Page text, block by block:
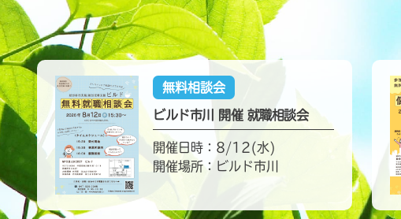
無料相談会
ビルド市川 開催 就職相談会
開催日時：8/12(水)
開催場所：ビルド市川